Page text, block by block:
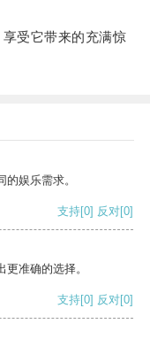
受它带来的充满惊
娱乐需求。
支持[0] 反对[0]
准确的选择。
支持[0] 反对[0]